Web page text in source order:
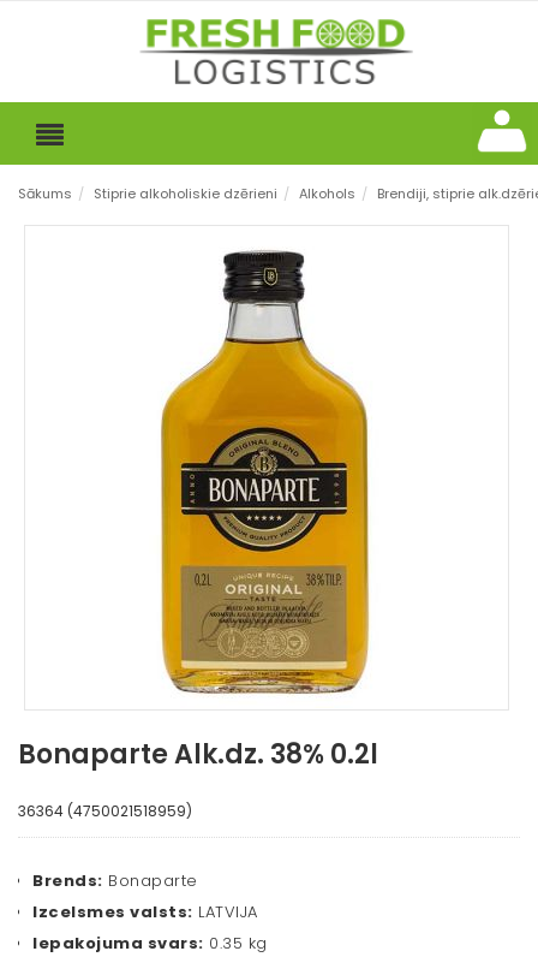
Sākums / Stiprie alkoholiskie dzērieni / Alkohols / Brendiji, stiprie
Bonaparte Alk.dz. 38% 0.2l
36364 (4750021518959)
Brends: Bonaparte
Izcelsmes valsts: LATVIJA
Iepakojuma svars: 0.35 kg